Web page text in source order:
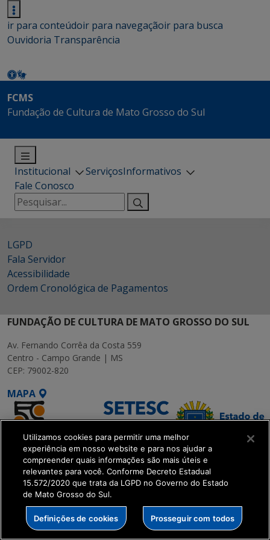
ir para conteúdoir para navegaçãoir para busca
Ouvidoria Transparência
FCMS
Fundação de Cultura de Mato Grosso do Sul
Institucional ServiçosInformativos
Fale Conosco
Pesquisar
por:
LGPD
Fala Servidor
Acessibilidade
Ordem Cronológica de Pagamentos
FUNDAÇÃO DE CULTURA DE MATO GROSSO DO SUL
Av. Fernando Corrêa da Costa 559
Centro - Campo Grande | MS
CEP: 79002-820
MAPA
SETDIG | Secretaria-
Executiva de
Transformação Digital
Utilizamos cookies para permitir uma melhor
experiência em nosso website e para nos ajudar a
compreender quais informações são mais úteis e
relevantes para você. Conforme Decreto Estadual
15.572/2020 que trata da LGPD no Governo do Estado
de Mato Grosso do Sul.
Definições de cookies Prosseguir com todos